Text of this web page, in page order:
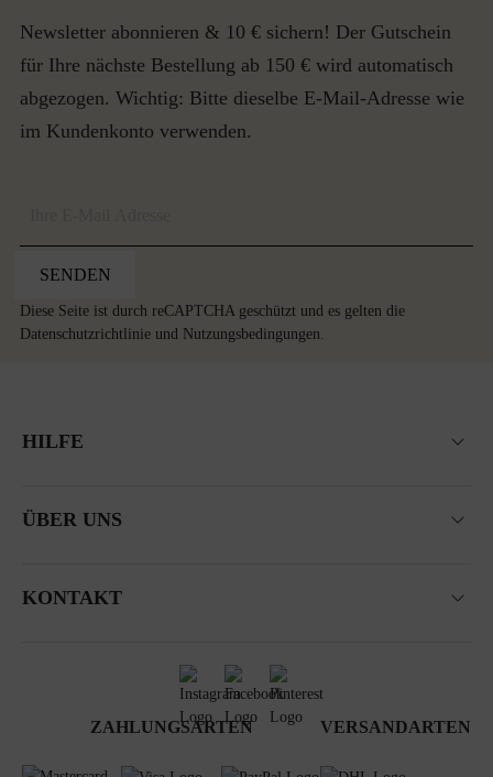
Newsletter abonnieren & 10 € sichern! Der Gutschein
für Ihre nächste Bestellung ab 150 € wird automatisch
abgezogen. Wichtig: Bitte dieselbe E-Mail-Adresse wie
im Kundenkonto verwenden.
SENDEN
Diese Seite ist durch reCAPTCHA geschützt und es gelten die
Datenschutzrichtlinie und Nutzungsbedingungen.
HILFE
ÜBER UNS
KONTAKT
ZAHLUNGSARTEN VERSANDARTEN